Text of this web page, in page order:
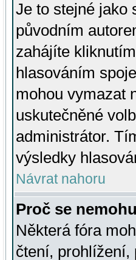
Je to stejné jako
původním
zahájíte
hlasováním
mohou vymazat
uskutečněné
administrátor.
výsledky
Návrat nahoru
Proč se
Některá fóra
čtení, prohlížení,